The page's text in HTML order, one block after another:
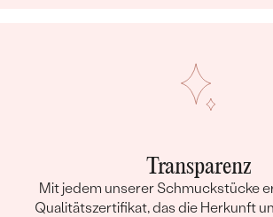
Natürlich
1
KARATGEWICHT:
0.002 ct
Transparenz
Mit jedem unserer Schmuckstücke
Qualitätszertifikat, das die Herkunft